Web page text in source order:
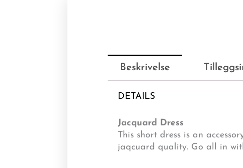
Beskrivelse
DETAILS
Jacquard Dress
This short dress is an
jaqcuard quality. Go all in